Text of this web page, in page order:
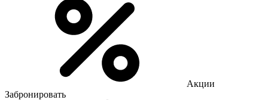
Акции
Забронировать